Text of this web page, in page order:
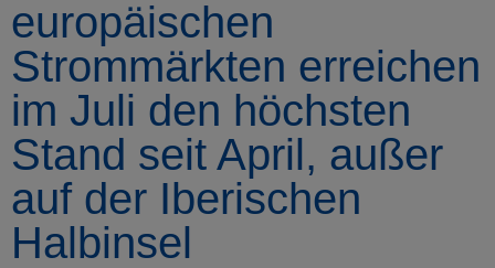
europäischen
Strommärkten erreichen
im Juli den höchsten
Stand seit April, außer
auf der Iberischen
Halbinsel